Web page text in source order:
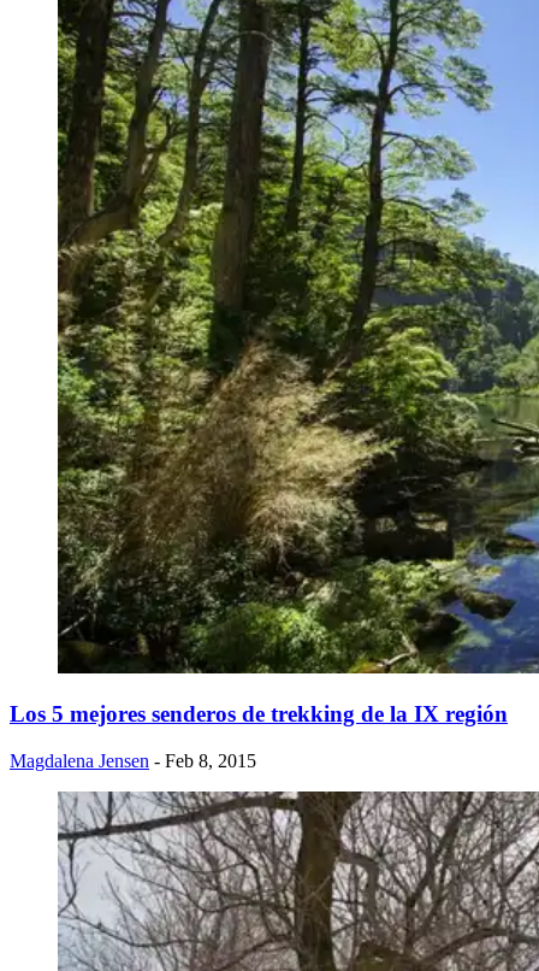
​Los 5 mejores senderos de trekking de la IX región
Magdalena Jensen - Feb 8, 2015